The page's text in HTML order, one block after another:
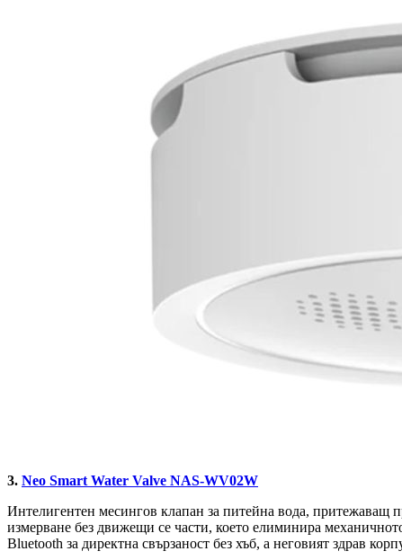
3. Neo Smart Water Valve NAS-WV02W
Интелигентен месингов клапан за питейна вода, притежаващ
измерване без движещи се части, което елиминира
Bluetooth за директна свързаност без хъб, а неговият здрав